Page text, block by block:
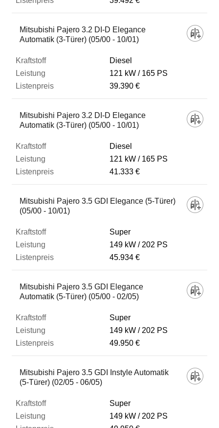
Mitsubishi Pajero 3.2 DI-D Elegance
Automatik (3-Türer) (05/00 - 10/01)
Diesel
121 kW
165 PS
39.390 €
Mitsubishi Pajero 3.2 DI-D Elegance
Automatik (3-Türer) (05/00 - 10/01)
Diesel
121 kW
165 PS
41.333 €
Mitsubishi Pajero 3.5 GDI Elegance (5-Türer)
(05/00 - 10/01)
Super
149 kW
202 PS
45.934 €
Mitsubishi Pajero 3.5 GDI Elegance
Automatik (5-Türer) (05/00 - 02/05)
Super
149 kW
202 PS
49.950 €
Mitsubishi Pajero 3.5 GDI Instyle Automatik
(5-Türer) (02/05 - 06/05)
Super
149 kW
202 PS